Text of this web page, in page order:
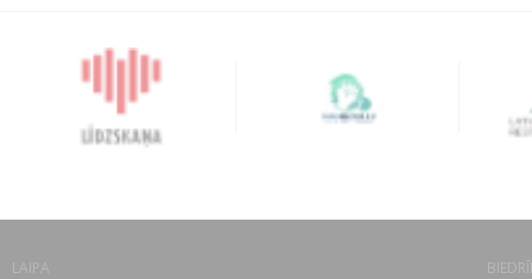
LAIPA